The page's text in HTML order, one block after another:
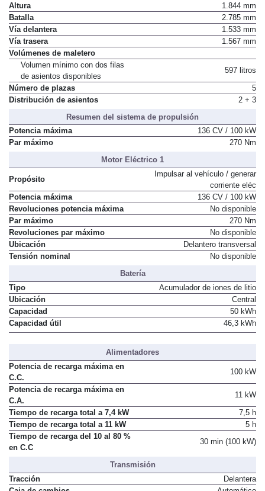
Altura
1.844 mm
Batalla
2.785 mm
Vía delantera
1.533 mm
Vía trasera
1.567 mm
Volúmenes de maletero
Volumen mínimo con dos filas
de asientos disponibles
597 litros
Número de plazas
5
Distribución de asientos
2 + 3
Resumen del sistema de propulsión
Potencia máxima
136 CV / 100 kW
Par máximo
270 Nm
Motor Eléctrico 1
Propósito
Impulsar al vehículo / generar
corriente eléc
Potencia máxima
136 CV / 100 kW
Revoluciones potencia máxima
No disponible
Par máximo
270 Nm
Revoluciones par máximo
No disponible
Ubicación
Delantero transversal
Tensión nominal
No disponible
Batería
Tipo
Acumulador de iones de litio
Ubicación
Central
Capacidad
50 kWh
Capacidad útil
46,3 kWh
Alimentadores
Potencia de recarga máxima en
C.C.
100 kW
Potencia de recarga máxima en
C.A.
11 kW
Tiempo de recarga total a 7,4 kW
7,5 h
Tiempo de recarga total a 11 kW
5 h
Tiempo de recarga del 10 al 80 %
en C.C
30 min (100 kW)
Transmisión
Tracción
Delantera